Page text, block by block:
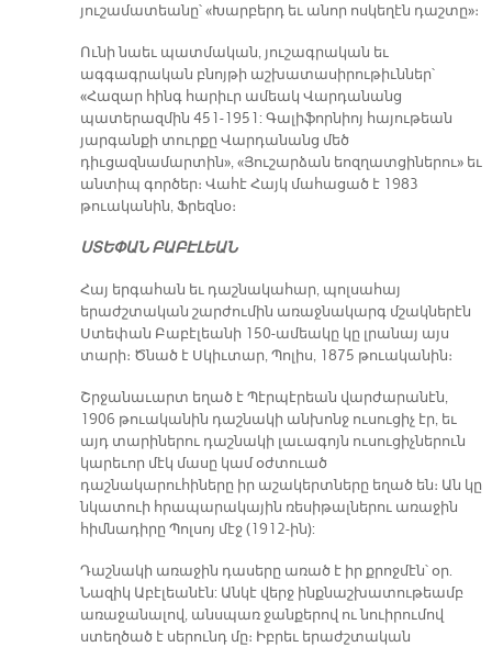
յուշամատեանը՝ «Խարբերդ եւ անոր ոսկեղէն դաշտը»։
Ունի նաեւ պատմական, յուշագրական եւ
ագգագրական բնոյթի աշխատասիրութիւններ՝
«Հազար հինգ հարիւր ամեակ Վարդանանց
պատերազմին 451-1951: Գալիֆորնիոյ հայութեան
յարգանքի տուրքը Վարդանանց մեծ
դիւցազնամարտին», «Յուշարձան եոզղատցիներու» եւ
անտիպ գործեր։ Վահէ Հայկ մահացած է 1983
թուականին, Ֆրեզնօ։
ՍՏԵՓԱՆ ԲԱԲԷԼԵԱՆ
Հայ երգահան եւ դաշնակահար, պոլսահայ
երաժշտական շարժումին առաջնակարգ մշակներէն
Ստեփան Բաբէլեանի 150-ամեակը կը լրանայ այս
տարի։ Ծնած է Սկիւտար, Պոլիս, 1875 թուականին։
Շրջանաւարտ եղած է Պէրպէրեան վարժարանէն,
1906 թուականին դաշնակի անխոնջ ուսուցիչ էր, եւ
այդ տարիներու դաշնակի լաւագոյն ուսուցիչներուն
կարեւոր մէկ մասը կամ օժտուած
դաշնակարուհիները իր աշակերտները եղած են։ Ան կը
նկատուի հրապարակային ռեսիթալներու առաջին
հիմնադիրը Պոլսոյ մէջ (1912-ին):
Դաշնակի առաջին դասերը առած է իր քրոջմէն՝ օր.
Նազիկ Աբէլեանէն: Անկէ վերջ ինքնաշխատութեամբ
առաջանալով, անսպառ ջանքերով ու նուիրումով
ստեղծած է սերունդ մը։ Իբրեւ երաժշտական